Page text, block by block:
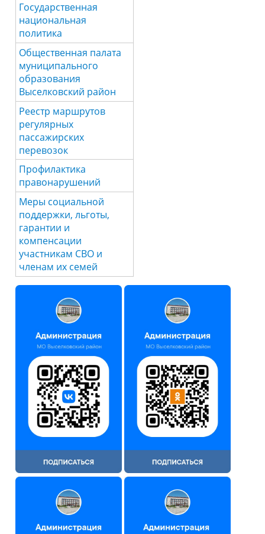
Государственная
национальная
политика
Общественная палата
муниципального
образования
Выселковский район
Реестр маршрутов
регулярных
пассажирских
перевозок
Профилактика
правонарушений
Меры социальной
поддержки, льготы,
гарантии и
компенсации
участникам СВО и
членам их семей